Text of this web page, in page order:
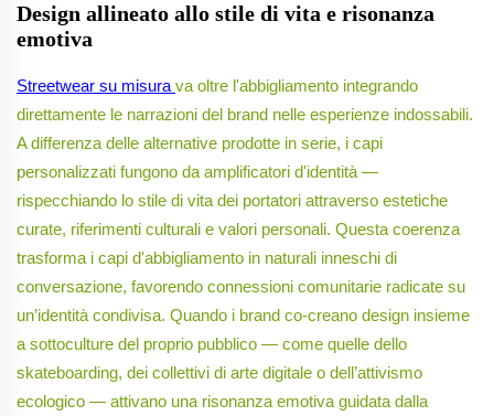
Design allineato allo stile di vita e risonanza
emotiva
Streetwear su misura va oltre l'abbigliamento integrando
direttamente le narrazioni del brand nelle esperienze indossabili.
A differenza delle alternative prodotte in serie, i capi
personalizzati fungono da amplificatori d'identità —
rispecchiando lo stile di vita dei portatori attraverso estetiche
curate, riferimenti culturali e valori personali. Questa coerenza
trasforma i capi d'abbigliamento in naturali inneschi di
conversazione, favorendo connessioni comunitarie radicate su
un’identità condivisa. Quando i brand co-creano design insieme
a sottoculture del proprio pubblico — come quelle dello
skateboarding, dei collettivi di arte digitale o dell’attivismo
ecologico — attivano una risonanza emotiva guidata dalla